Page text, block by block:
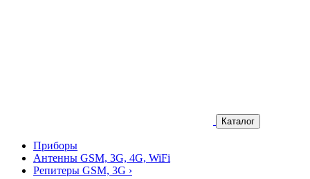
Каталог
Приборы
Антенны GSM, 3G, 4G, WiFi
Репитеры GSM, 3G ›